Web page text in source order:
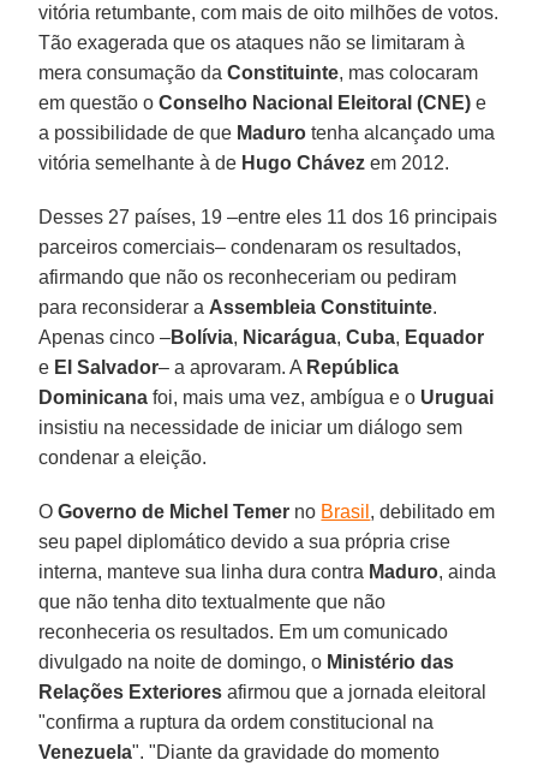
vitória retumbante, com mais de oito milhões de votos.
Tão exagerada que os ataques não se limitaram à
mera consumação daConstituinte, mas colocaram
em questão oConselho Nacional Eleitoral (CNE) e
a possibilidade de que Maduro tenha alcançado uma
vitória semelhante à de Hugo Chávez em 2012.
Desses 27 países, 19 –entre eles 11 dos 16 principais
parceiros comerciais– condenaram os resultados,
afirmando que não os reconheceriam ou pediram
para reconsiderar a Assembleia Constituinte.
Apenas cinco –Bolívia, Nicarágua,Cuba, Equador
e El Salvador– a aprovaram. A República
Dominicana foi, mais uma vez, ambígua e o Uruguai
insistiu na necessidade de iniciar um diálogo sem
condenar a eleição.
OGoverno de Michel Temer no Brasil , debilitado em
seu papel diplomático devido a sua própria crise
interna, manteve sua linha dura contra Maduro, ainda
que não tenha dito textualmente que não
reconheceria os resultados. Em um comunicado
divulgado na noite de domingo, o Ministério das
Relações Exteriores afirmou que a jornada eleitoral
"confirma a ruptura da ordem constitucional na
Venezuela". "Diante da gravidade do momento